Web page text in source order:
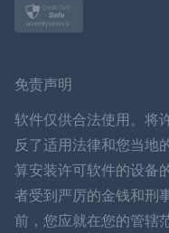
ภาษาไทย
简体中文
丹麦语
免责声明
软件仅供合法使用。将
反了适用法律和您当地
算安装许可软件的设备
者受到严厉的金钱和刑
前，您应就在您的管辖